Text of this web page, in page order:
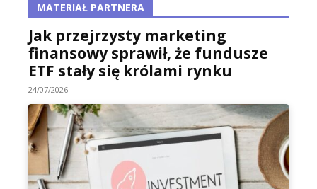
MATERIAŁ PARTNERA
Jak przejrzysty marketing
finansowy sprawił, że fundusze
ETF stały się królami rynku
24/07/2026